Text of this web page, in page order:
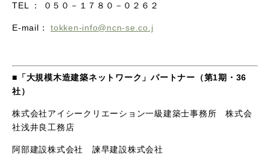
TEL ： ０５０－１７８０－０２６２​
E-mail： tokken-info@ncn-se.co.j
■「大規模木造建築ネットワーク」パートナー（第1期・ 36
社）
株式会社アイシークリエーション一級建築士事務所 株式会
社浅井良工務店
阿部建設株式会社 諫早建設株式会社